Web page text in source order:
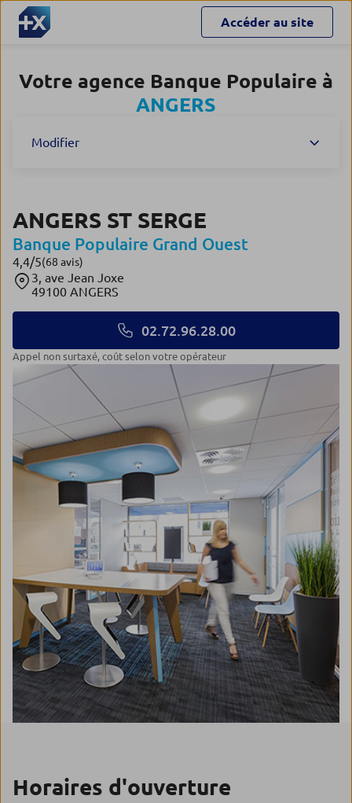
Accéder au site
Votre agence Banque Populaire à
ANGERS
Modifier
ANGERS ST SERGE
Banque Populaire Grand Ouest
4,4/5Note de 4.4 sur 5
(68 avis)
3, ave Jean Joxe
49100 ANGERS
02.72.96.28.00
Appel non surtaxé, coût selon votre opérateur
Horaires d'ouverture